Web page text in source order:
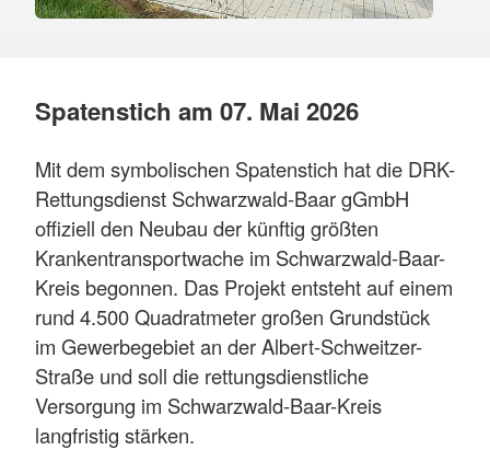
Spatenstich am 07. Mai 2026
Mit dem symbolischen Spatenstich hat die DRK-
Rettungsdienst Schwarzwald-Baar gGmbH
offiziell den Neubau der künftig größten
Krankentransportwache im Schwarzwald-Baar-
Kreis begonnen. Das Projekt entsteht auf einem
rund 4.500 Quadratmeter großen Grundstück
im Gewerbegebiet an der Albert-Schweitzer-
Straße und soll die rettungsdienstliche
Versorgung im Schwarzwald-Baar-Kreis
langfristig stärken.